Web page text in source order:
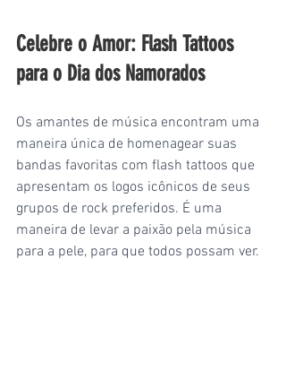
Celebre o Amor: Flash Tattoos
para o Dia dos Namorados
Os amantes de música encontram uma
maneira única de homenagear suas
bandas favoritas com flash tattoos que
apresentam os logos icônicos de seus
grupos de rock preferidos. É uma
maneira de levar a paixão pela música
para a pele, para que todos possam ver.